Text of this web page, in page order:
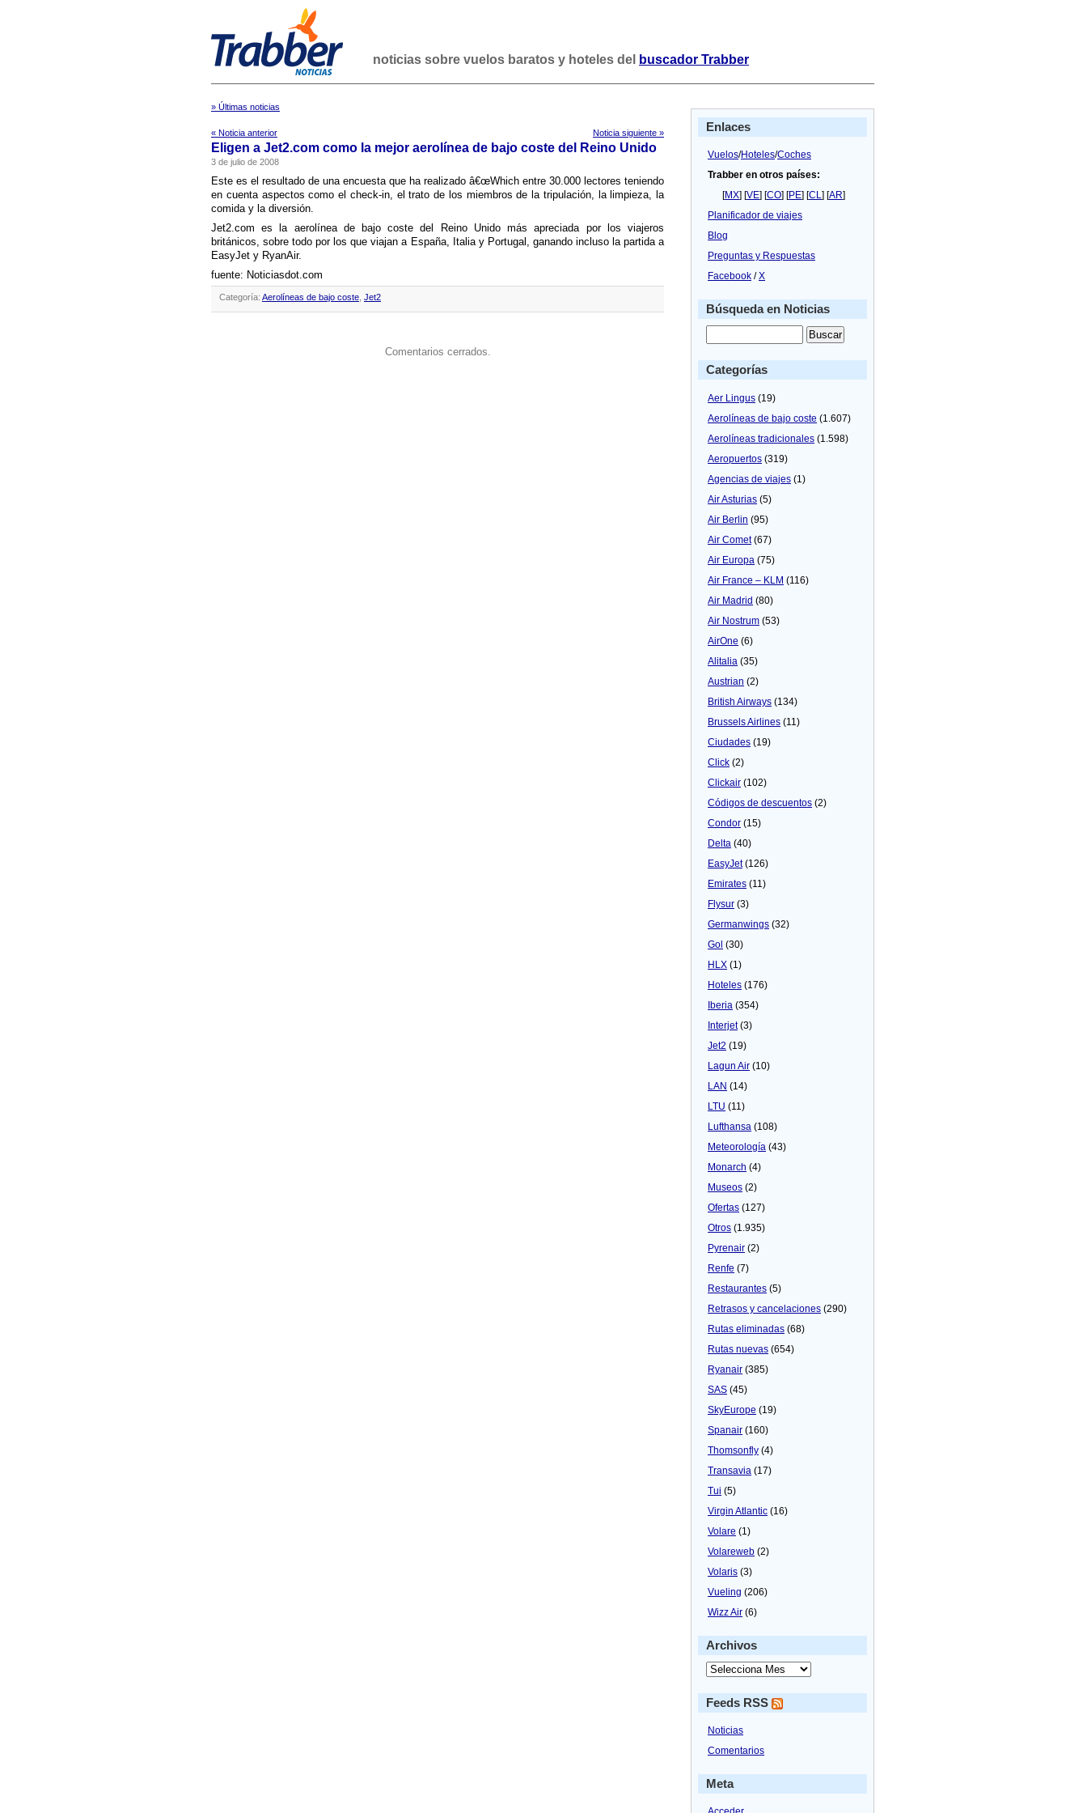
noticias sobre vuelos baratos y hoteles del buscador Trabber
» Últimas noticias
« Noticia anterior Noticia siguiente »
Eligen a Jet2.com como la mejor aerolí­nea de bajo coste del Reino Unido
3 de julio de 2008
Este es el resultado de una encuesta que ha realizado â€œWhich entre 30.000 lectores teniendo
en cuenta aspectos como el check-in, el trato de los miembros de la tripulación, la limpieza, la
comida y la diversión.
Jet2.com es la aerolí­nea de bajo coste del Reino Unido más apreciada por los viajeros
británicos, sobre todo por los que viajan a España, Italia y Portugal, ganando incluso la partida a
EasyJet y RyanAir.
fuente: Noticiasdot.com
Categoría: Aerolíneas de bajo coste Jet2
Comentarios cerrados.
Enlaces
Vuelos/Hoteles/Coches
Trabber en otros países:
[MX] [VE] [CO] [PE] [CL] [AR]
Planificador de viajes
Blog
Preguntas y Respuestas
Facebook /X
Búsqueda en Noticias
Categorías
Aer Lingus (19)
Aerolíneas de bajo coste (1.607)
Aerolíneas tradicionales (1.598)
Aeropuertos (319)
Agencias de viajes (1)
Air Asturias (5)
Air Berlin (95)
Air Comet(67)
Air Europa (75)
Air France – KLM (116)
Air Madrid (80)
Air Nostrum (53)
AirOne (6)
Alitalia (35)
Austrian (2)
British Airways (134)
Brussels Airlines (11)
Ciudades (19)
Click (2)
Clickair (102)
Códigos de descuentos (2)
Condor (15)
Delta (40)
EasyJet(126)
Emirates (11)
Flysur (3)
Germanwings (32)
Gol (30)
HLX (1)
Hoteles (176)
Iberia (354)
Interjet(3)
Jet2 (19)
Lagun Air (10)
LAN (14)
LTU (11)
Lufthansa (108)
Meteorologí­a (43)
Monarch (4)
Museos (2)
Ofertas (127)
Otros (1.935)
Pyrenair (2)
Renfe (7)
Restaurantes (5)
Retrasos y cancelaciones (290)
Rutas eliminadas (68)
Rutas nuevas (654)
Ryanair (385)
SAS (45)
SkyEurope (19)
Spanair (160)
Thomsonfly (4)
Transavia (17)
Tui (5)
Virgin Atlantic (16)
Volare (1)
Volareweb (2)
Volaris (3)
Vueling (206)
Wizz Air (6)
Archivos
Feeds RSS
Noticias
Comentarios
Meta